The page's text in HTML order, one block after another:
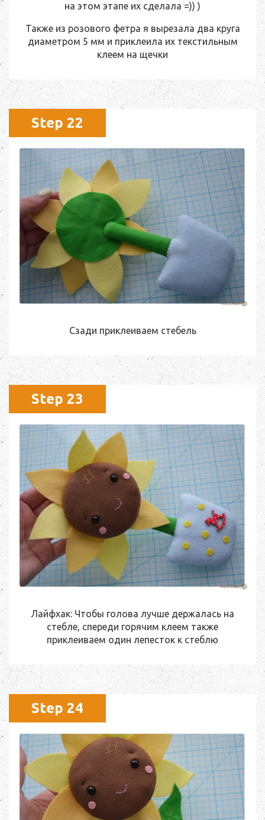
на этом этапе их сделала =)) )
Также из розового фетра я вырезала два круга
диаметром 5 мм и приклеила их текстильным
клеем на щечки
Step 22
Сзади приклеиваем стебель
Step 23
Лайфхак: Чтобы голова лучше держалась на
стебле, спереди горячим клеем также
приклеиваем один лепесток к стеблю
Step 24